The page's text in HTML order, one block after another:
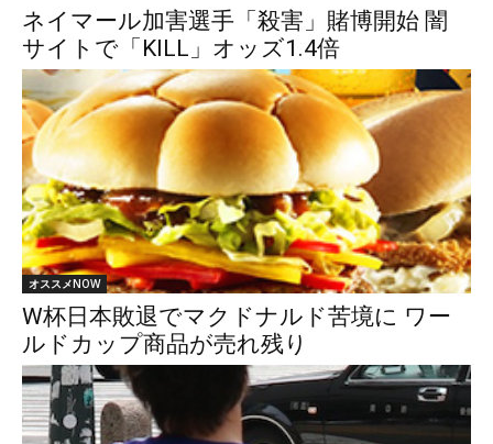
ネイマール加害選手「殺害」賭博開始 闇
サイトで「KILL」オッズ1.4倍
オススメNOW
W杯日本敗退でマクドナルド苦境に ワー
ルドカップ商品が売れ残り